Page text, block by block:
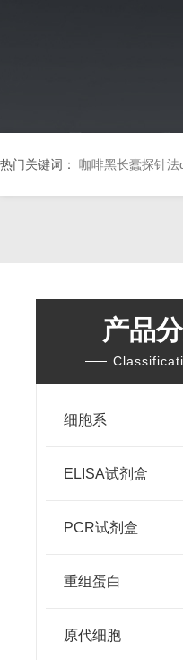
热门关键词： 咖啡黑长蠹探针法
产品
细胞系
ELISA试剂盒
PCR试剂盒
重组蛋白
原代细胞